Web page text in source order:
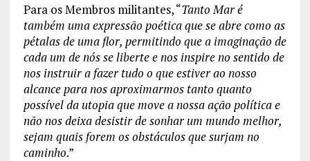
Para os Membros militantes, “Tanto Mar é
também uma expressão poética que se abre como as
pétalas de uma flor, permitindo que a imaginação de
cada um de nós se liberte e nos inspire no sentido de
nos instruir a fazer tudo o que estiver ao nosso
alcance para nos aproximarmos tanto quanto
possível da utopia que move a nossa ação política e
não nos deixa desistir de sonhar um mundo melhor,
sejam quais forem os obstáculos que surjam no
caminho.”